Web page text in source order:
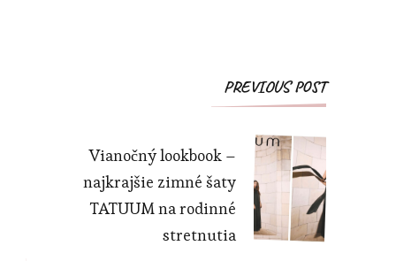
PostPREVIOUS POST
Vianočný lookbook –
najkrajšie zimné šaty
TATUUM na rodinné
stretnutia